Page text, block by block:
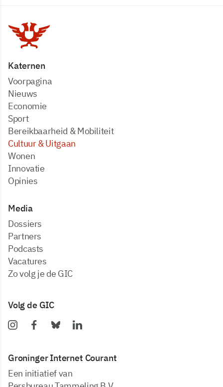
Katernen
Voorpagina
Nieuws
Economie
Sport
Bereikbaarheid & Mobiliteit
Cultuur & Uitgaan
Wonen
Innovatie
Opinies
Media
dossiers
partners
podcasts
vacatures
zo volg je de GIC
Volg de GIC
Groninger Internet Courant
Een initiatief van